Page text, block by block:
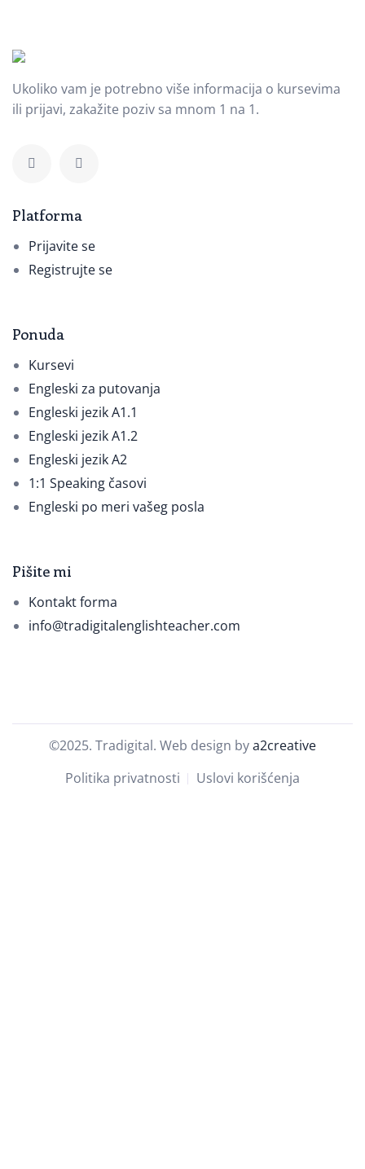
Ukoliko vam je potrebno više informacija o kursevima
ili prijavi, zakažite poziv sa mnom 1 na 1.
Platforma
Prijavite se
Registrujte se
Ponuda
Kursevi
Engleski za putovanja
Engleski jezik A1.1
Engleski jezik A1.2
Engleski jezik A2
1:1 Speaking časovi
Engleski po meri vašeg posla
Pišite mi
Kontakt forma
info@tradigitalenglishteacher.com
©2025. Tradigital. Web design bya2creative
Politika privatnosti
Uslovi korišćenja